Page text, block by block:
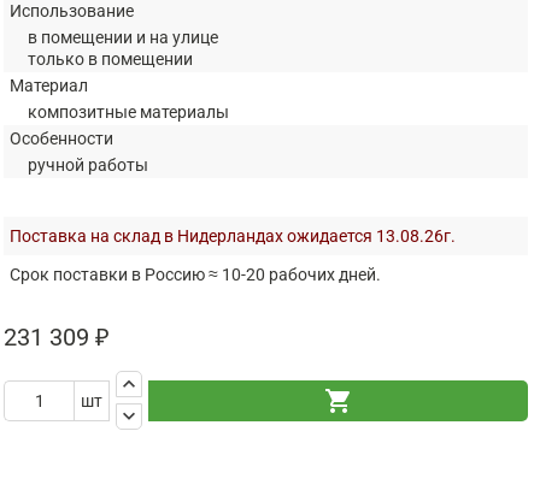
Использование
в помещении и на улице
только в помещении
Материал
композитные материалы
Особенности
ручной работы
Поставка на склад в Нидерландах ожидается 13.08.26г.
Срок поставки в Россию ≈ 10-20 рабочих дней.
231 309 ₽
шт
keyboard_arrow_up
keyboard_arrow_down
shopping_cart